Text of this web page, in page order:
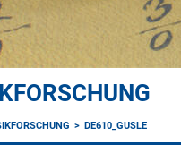
DE610_GUSLE